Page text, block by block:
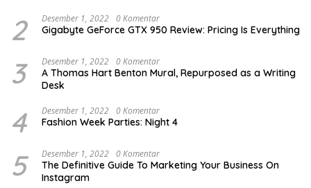
2 Desember 1, 2022 0 Komentar
Gigabyte GeForce GTX 950 Review: Pricing Is Everything
3 Desember 1, 2022 0 Komentar
A Thomas Hart Benton Mural, Repurposed as a Writing
Desk
4 Desember 1, 2022 0 Komentar
Fashion Week Parties: Night 4
5 Desember 1, 2022 0 Komentar
The Definitive Guide To Marketing Your Business On
Instagram